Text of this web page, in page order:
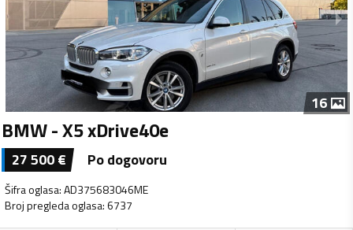
16
BMW - X5 xDrive40e
27 500€ Po dogovoru
Šifra oglasa:AD375683046ME
Broj pregleda oglasa:6737